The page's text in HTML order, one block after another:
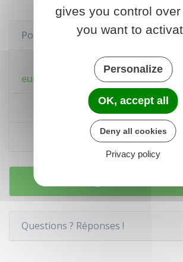
Pour en savoir plus
Élections en Europe :
européennes et dans le pays
Résultats des élections
Elections législatives de 2024 :
Services en ligne et formulaires
Questions ? Réponses !
gives you control
you want to
Personalize
OK, accept all
Deny all cookies
Privacy policy